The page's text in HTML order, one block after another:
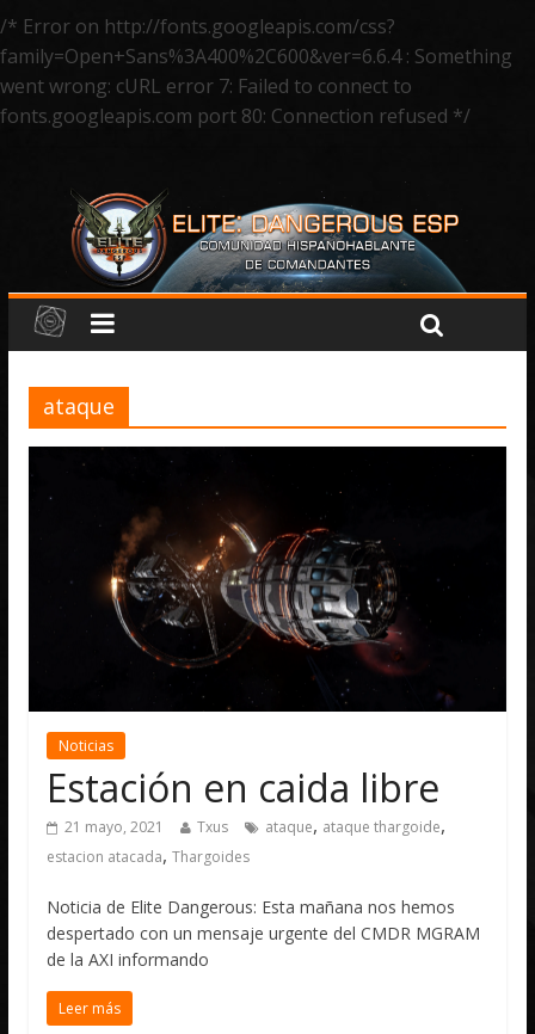
/* Error on http://fonts.googleapis.com/css?
family=Open+Sans%3A400%2C600&ver=6.6.4 : Something
went wrong: cURL error 7: Failed to connect to
fonts.googleapis.com port 80: Connection refused */
ataque
Noticias
Estación en caida libre
21 mayo, 2021 Txus ataque, ataque thargoide,
estacion atacada,Thargoides
Noticia de Elite Dangerous: Esta mañana nos hemos
despertado con un mensaje urgente del CMDR MGRAM
de la AXI informando
Leer más